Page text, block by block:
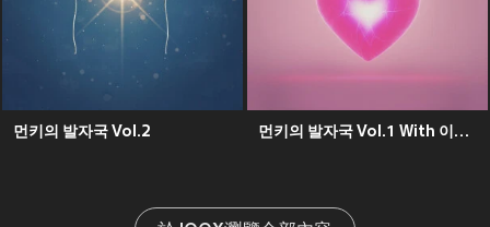
먼키의 발자국 Vol.2 먼키의 발자국 Vol.1 With 이이경